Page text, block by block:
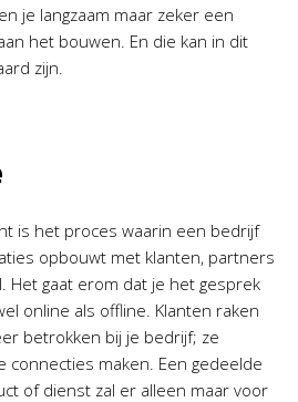
je langzaam maar zeker een
het bouwen. En die kan in dit
zijn.
is het proces waarin een bedrijf
opbouwt met klanten, partners
Het gaat erom dat je het gesprek
online als offline. Klanten raken
betrokken bij je bedrijf; ze
connecties maken. Een gedeelde
of dienst zal er alleen maar voor